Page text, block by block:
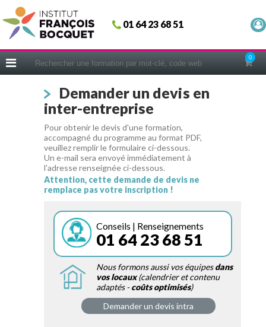
01 64 23 68 51
0
Fermer
ACCUEIL
CERIFICATIONS
INTRAS | SUR-MESURE
COACHING
EN PRATIQUE
NOUS CONNAÎTRE
CONSEILS MICRO-COACHING
WEBINAIRES
QUESTIONNAIRE GRATUIT
Demander un devis en
inter-entreprise
Pour obtenir le devis d'une formation,
accompagné du programme au format PDF,
veuillez remplir le formulaire ci-dessous.
Un e-mail sera envoyé immédiatement à
l'adresse renseignée ci-dessous.
Attention, cette demande de devis ne
remplace pas votre inscription !
Conseils | Renseignements
01 64 23 68 51
Nous formons aussi vos équipesdans
vos locaux(calendrier et contenu
adaptés -coûts optimisés)
Demander un devis intra